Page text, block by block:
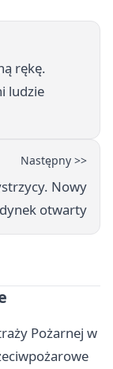
rękę.
ludzie
Następny >>
Nowy
otwarty
Pożarnej w